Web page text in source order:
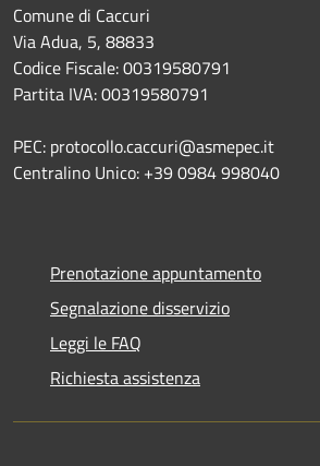
Comune di Caccuri
Via Adua, 5, 88833
Codice Fiscale: 00319580791
Partita IVA: 00319580791
PEC: protocollo.caccuri@asmepec.it
Centralino Unico: +39 0984 998040
Prenotazione appuntamento
Segnalazione disservizio
Leggi le FAQ
Richiesta assistenza